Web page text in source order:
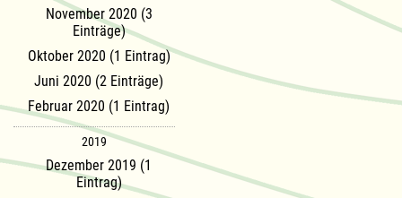
November 2020 (3
Einträge)
Oktober 2020 (1 Eintrag)
Juni 2020 (2 Einträge)
Februar 2020 (1 Eintrag)
2019
Dezember 2019 (1
Eintrag)